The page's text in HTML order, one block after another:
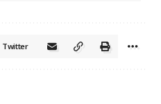
Twitter